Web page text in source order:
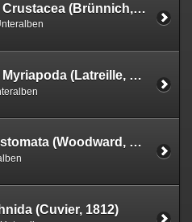
Unterstamm Crustacea (Brünnich, 1772)
Unterstamm Myriapoda (Latreille, 1802)
Klasse Merostomata (Woodward, 1866)
(Cuvier, 1812)